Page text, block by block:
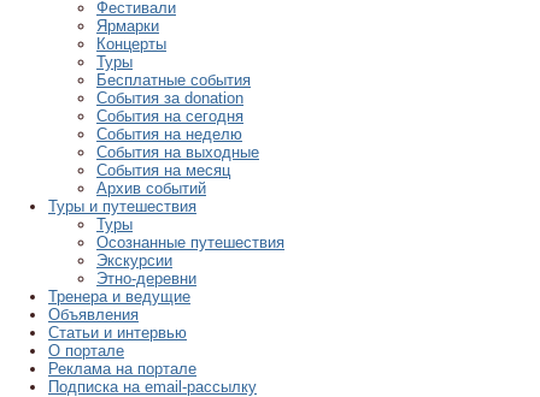
Фестивали
Ярмарки
Концерты
Туры
Бесплатные события
События за donation
События на сегодня
События на неделю
События на выходные
События на месяц
Архив событий
Туры и путешествия
Туры
Осознанные путешествия
Экскурсии
Этно-деревни
Тренера и ведущие
Объявления
Статьи и интервью
О портале
Реклама на портале
Подписка на email-рассылку